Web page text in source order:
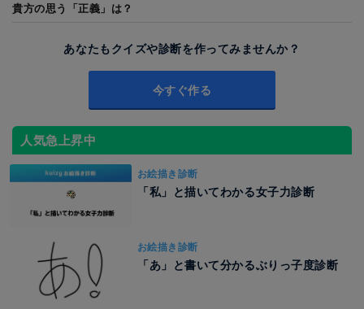
貴方の思う「正義」は？
あなたもクイズや診断を作ってみませんか？
今すぐ作る
人気急上昇中
お絵描き診断
「私」と描いてわかる女子力診断
お絵描き診断
「あ」と書いて分かるぶりっ子度診断